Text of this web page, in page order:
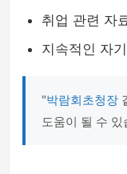
취업 관련 자
지속적인 자
"박람회초청장
도움이 될 수 있